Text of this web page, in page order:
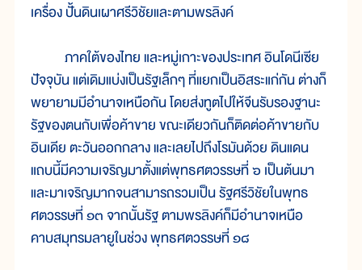
เครื่อง ปั้นดินเผาศรีวิชัยและตามพรลิงค์
ภาคใต้ของไทย และหมู่เกาะของประเทศ อินโดนีเซีย
ปัจจุบัน แต่เดิมแบ่งเป็นรัฐเล็กๆ ที่แยกเป็นอิสระแก่กัน ต่างก็
พยายามมีอำนาจเหนือกัน โดยส่งทูตไปให้จีนรับรองฐานะ
รัฐของตนกับเพื่อค้าขาย ขณะเดียวกันก็ติดต่อค้าขายกับ
อินเดีย ตะวันออกกลาง และเลยไปถึงโรมันด้วย ดินแดน
แถบนี้มีความเจริญมาตั้งแต่พุทธศตวรรษที่ ๖ เป็นต้นมา
และมาเจริญมากจนสามารถรวมเป็น รัฐศรีวิชัยในพุทธ
ศตวรรษที่ ๑๓ จากนั้นรัฐ ตามพรลิงค์ก็มีอำนาจเหนือ
คาบสมุทรมลายูในช่วง พุทธศตวรรษที่ ๑๘